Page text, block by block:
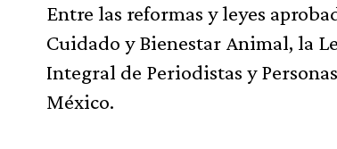
Entre las reformas y leyes
Cuidado y Bienestar Animal, la
Integral de Periodistas y
México.